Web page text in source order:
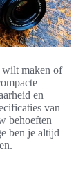
wilt maken of
en
van
behoeften
ben je altijd